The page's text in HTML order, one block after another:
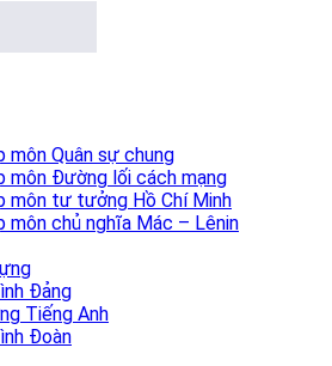
môn Quân sự chung
môn Đường lối cách mạng
môn tư tưởng Hồ Chí Minh
môn chủ nghĩa Mác – Lênin
Đảng
Tiếng Anh
Đoàn